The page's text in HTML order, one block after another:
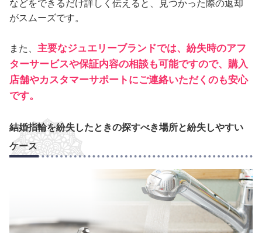
などをできるだけ詳しく伝えると、見つかった際の返却
がスムーズです。
また、主要なジュエリーブランドでは、紛失時のアフ
ターサービスや保証内容の相談も可能ですので、購入
店舗やカスタマーサポートにご連絡いただくのも安心
です。
結婚指輪を紛失したときの探すべき場所と紛失しやすい
ケース